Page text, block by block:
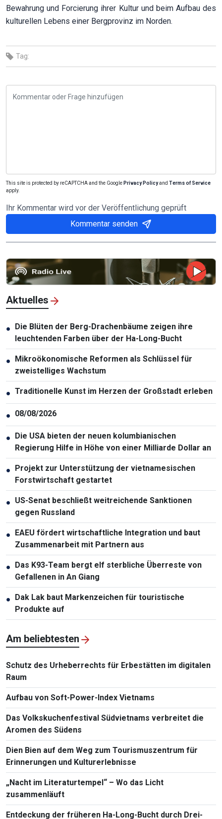
Bewahrung und Forcierung ihrer Kultur und beim Aufbau des
kulturellen Lebens einer Bergprovinz im Norden.
Tag:
This site is protected by reCAPTCHA and the Google Privacy Policyand Terms of Service
apply.
Ihr Kommentar wird vor der Veröffentlichung geprüft
Kommentar senden
Aktuelles
● Die Blüten der Berg-Drachenbäume zeigen ihre
leuchtenden Farben über der Ha-Long-Bucht
● Mikroökonomische Reformen als Schlüssel für
zweistelliges Wachstum
● Traditionelle Kunst im Herzen der Großstadt erleben
● 08/08/2026
● Die USA bieten der neuen kolumbianischen
Regierung Hilfe in Höhe von einer Milliarde Dollar an
● Projekt zur Unterstützung der vietnamesischen
Forstwirtschaft gestartet
● US-Senat beschließt weitreichende Sanktionen
gegen Russland
● EAEU fördert wirtschaftliche Integration und baut
Zusammenarbeit mit Partnern aus
● Das K93-Team bergt elf sterbliche Überreste von
Gefallenen in An Giang
● Dak Lak baut Markenzeichen für touristische
Produkte auf
Am beliebtesten
Schutz des Urheberrechts für Erbestätten im digitalen
Raum
Aufbau von Soft-Power-Index Vietnams
Das Volkskuchenfestival Südvietnams verbreitet die
Aromen des Südens
Dien Bien auf dem Weg zum Tourismuszentrum für
Erinnerungen und Kulturerlebnisse
„Nacht im Literaturtempel“ – Wo das Licht
zusammenläuft
Entdeckung der früheren Ha-Long-Bucht durch Drei-